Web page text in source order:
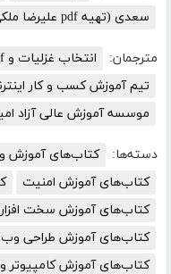
سعدی (تهیه pdf علیرضا ملکی)
مترجمان:
انتخاب غزلیات و pdf : علیرضا ملکی
تیم آموزش کسب و کار
موسسه آموزش عالی آزاد
دسته‌ها:
کتاب‌های آموزش و
کتاب‌های آموزش امنیت
کتاب‌های آموزش سخت افزار
کتاب‌های آموزش طراحی
کتاب‌های آموزش کامپیوتر و